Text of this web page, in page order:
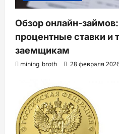
Обзор онлайн-
процентные ставки и
заемщикам
mining_broth 28 февраля